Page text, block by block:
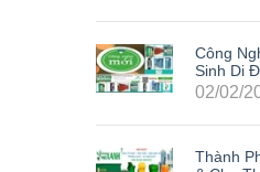
Công
Sinh Di
Xanh
02/02/
Thành